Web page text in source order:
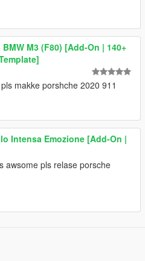
BMW M3 (F80) [Add-On | 140+
makke porshche 2020 911
Intensa Emozione [Add-On |
awsome pls relase porsche